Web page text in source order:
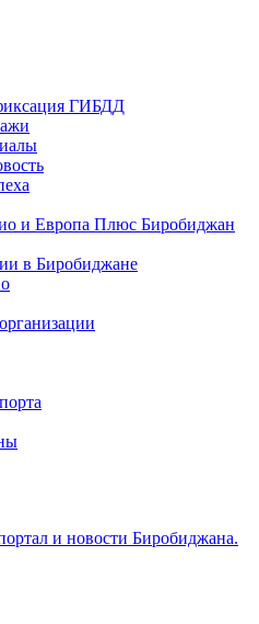
ГИБДД
и Европа Плюс Биробиджан
в Биробиджане